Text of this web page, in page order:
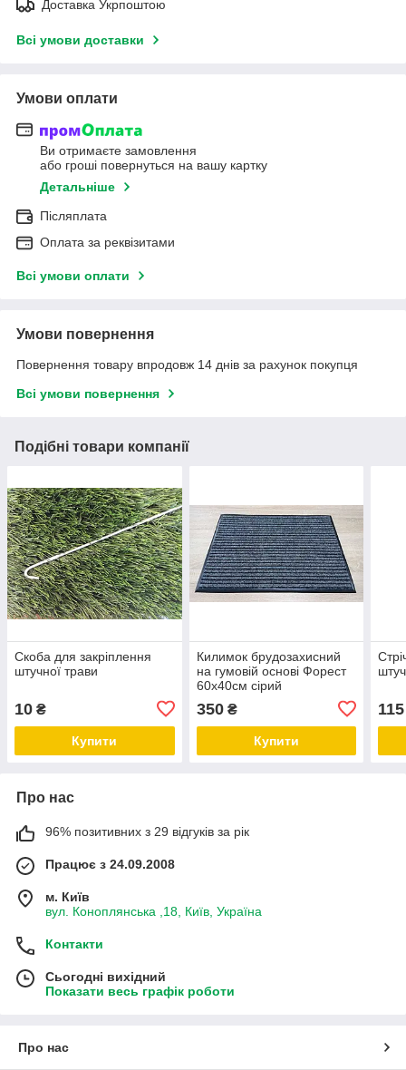
Доставка Укрпоштою
Всі умови доставки
Умови оплати
Ви отримаєте замовлення
або гроші повернуться на вашу картку
Детальніше
Післяплата
Оплата за реквізитами
Всі умови оплати
Умови повернення
Повернення товару впродовж 14 днів за рахунок покупця
Всі умови повернення
Подібні товари компанії
Скоба для закріплення
штучної трави
10 ₴
Купити
Килимок брудозахисний
на гумовій основі Форест
60х40см сірий
350₴
Купити
115
Про нас
96% позитивних з 29 відгуків за рік
Працює з 24.09.2008
м. Київ
вул. Коноплянська ,18, Київ, Україна
Контакти
Сьогодні вихідний
Показати весь графік роботи
Про нас